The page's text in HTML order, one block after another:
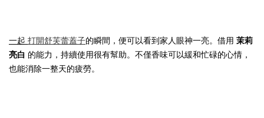
一起 打開舒芙蕾蓋子的瞬間，便可以看到家人眼神一亮。借用 茉莉
亮白 的能力，持續使用很有幫助。不僅香味可以緩和忙碌的心情，
也能消除一整天的疲勞。